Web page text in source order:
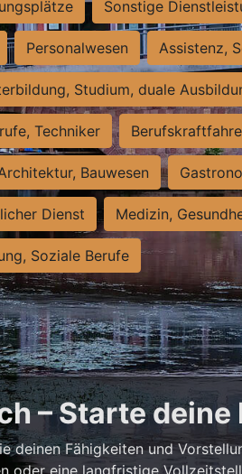
Sonstige
Personalwesen Assistenz,
Studium, duale
Techniker
Bauwesen
Dienst Medizin,
Soziale Berufe
– Starte
deinen Fähigkeiten und